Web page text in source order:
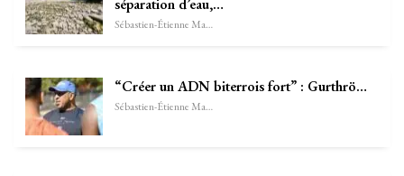
Sébastien-Étienne Marechal
“Créer un ADN biterrois fort” : Gurthrö…
Sébastien-Étienne Marechal